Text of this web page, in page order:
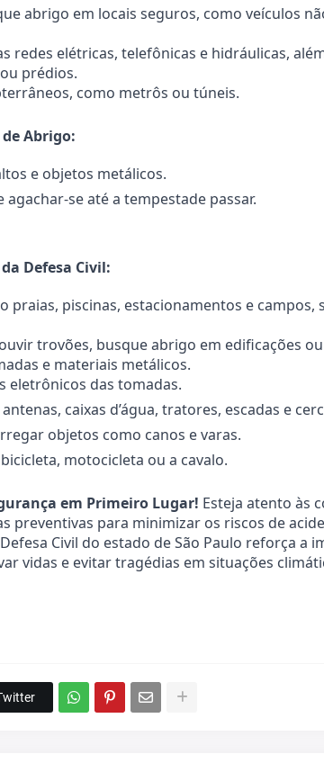
abrigo em locais seguros, como veículos
redes elétricas, telefônicas e hidráulicas,
prédios.
como metrôs ou túneis.
de Abrigo:
e objetos metálicos.
se até a tempestade passar.
Defesa Civil:
praias, piscinas, estacionamentos e
trovões, busque abrigo em edificações
e materiais metálicos.
eletrônicos das tomadas.
caixas d’água, tratores, escadas e
objetos como canos e varas.
motocicleta ou a cavalo.
em Primeiro Lugar! Esteja atento às
preventivas para minimizar os riscos de
Civil do estado de São Paulo reforça a
vidas e evitar tragédias em situações